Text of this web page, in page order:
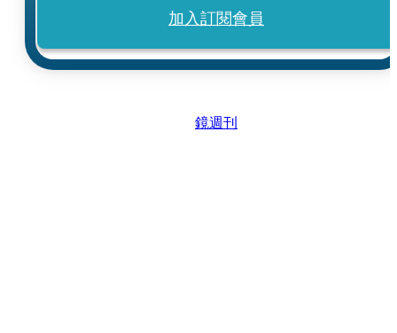
加入訂閱會員
鏡週刊